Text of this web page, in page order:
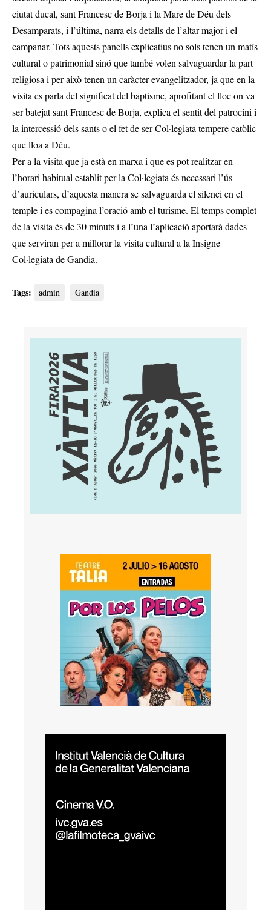
ciutat ducal, sant Francesc de Borja i la Mare de Déu dels
Desamparats, i l’última, narra els detalls de l’altar major i el
campanar. Tots aquests panells explicatius no sols tenen un matís
cultural o patrimonial sinó que també volen salvaguardar la part
religiosa i per això tenen un caràcter evangelitzador, ja que en la
visita es parla del significat del baptisme, aprofitant el lloc on va
ser batejat sant Francesc de Borja, explica el sentit del patrocini i
la intercessió dels sants o el fet de ser Col·legiata tempere catòlic
que lloa a Déu.
Per a la visita que ja està en marxa i que es pot realitzar en
l’horari habitual establit per la Col·legiata és necessari l’ús
d’auriculars, d’aquesta manera se salvaguarda el silenci en el
temple i es compagina l’oració amb el turisme. El temps complet
de la visita és de 30 minuts i a l’una l’aplicació aportarà dades
que serviran per a millorar la visita cultural a la Insigne
Col·legiata de Gandia.
Tags: admin Gandia